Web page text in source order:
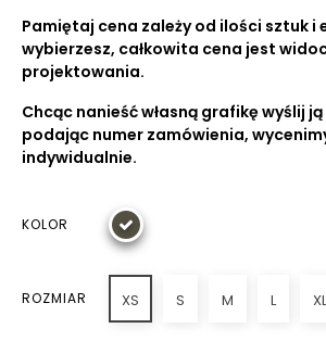
Pamiętaj cena zależy od ilości sztuk i
wybierzesz, całkowita cena jest
projektowania.
Chcąc nanieść własną grafikę wyślij
podając numer zamówienia,
indywidualnie.
KOLOR
ROZMIAR XS S M L XL